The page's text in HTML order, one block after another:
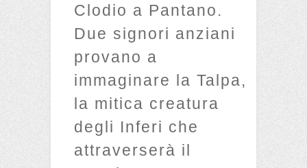
Clodio a Pantano.
Due signori anziani
provano a
immaginare la Talpa,
la mitica creatura
degli Inferi che
attraverserà il